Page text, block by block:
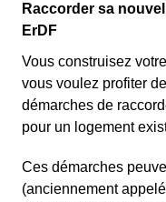
Raccorder sa
ErDF
Vous construisez
vous voulez profiter
démarches de
pour un logement
Ces démarches
(anciennement